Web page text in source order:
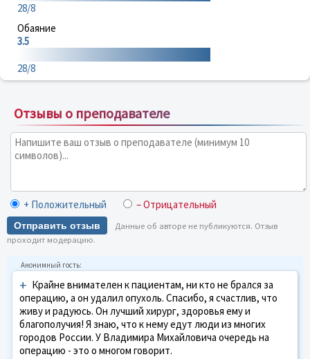
28/8
Обаяние
3.5
28/8
Отзывы о преподавателе
+ Положительный – Отрицательный
Отправить отзыв
Данные об авторе не публикуются. Отзыв
проходит модерацию.
+ Крайне внимателен к пациентам, ни кто не брался за
операцию, а он удалил опухоль. Спасибо, я счастлив, что
живу и радуюсь. Он лучший хирург, здоровья ему и
благополучия! Я знаю, что к нему едут люди из многих
городов России. У Владимира Михайловича очередь на
операцию - это о многом говорит.